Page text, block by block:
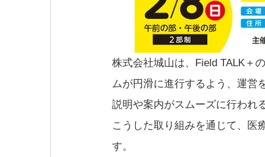
株式会社城山は、Field TALK＋
ムが円滑に進行するよう、運営
説明や案内がスムーズに行われ
こうした取り組みを通じて、医
す。